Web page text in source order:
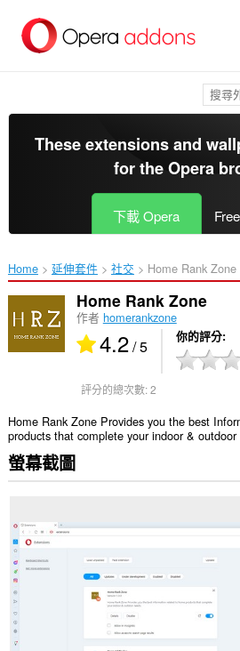
區
These extensions and
for theOpera
下載 Opera
Home 延伸套件 社交 Home Rank Zone‎
Home Rank Zone
作者 homerankzone
4.2/ 5 你的評分
評分的總次數:2
Home Rank Zone Provides you the best
products that complete your indoor & outdoor
螢幕截圖